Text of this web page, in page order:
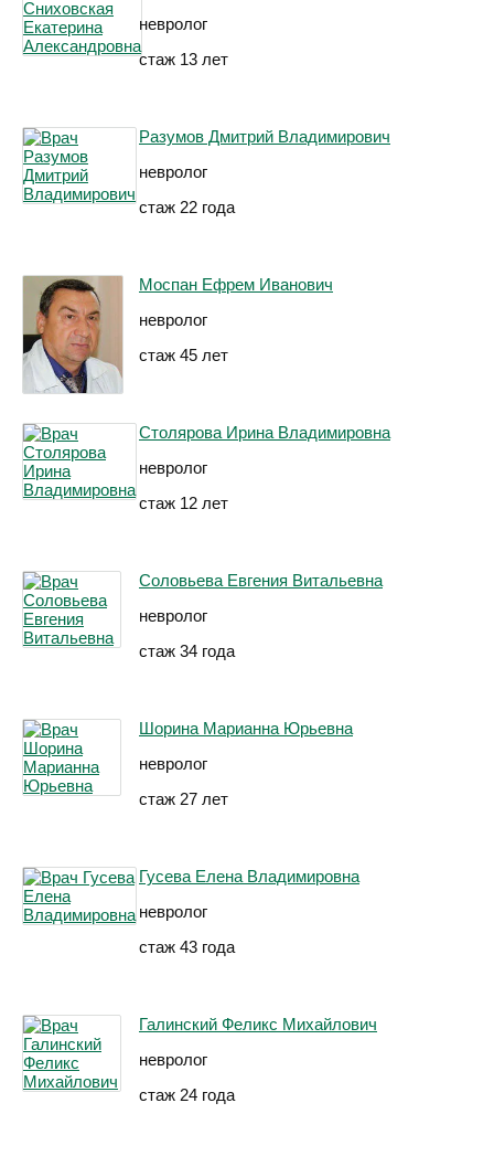
невролог
стаж 13 лет
Разумов Дмитрий Владимирович
невролог
стаж 22 года
Моспан Ефрем Иванович
невролог
стаж 45 лет
Столярова Ирина Владимировна
невролог
стаж 12 лет
Соловьева Евгения Витальевна
невролог
стаж 34 года
Шорина Марианна Юрьевна
невролог
стаж 27 лет
Гусева Елена Владимировна
невролог
стаж 43 года
Галинский Феликс Михайлович
невролог
стаж 24 года